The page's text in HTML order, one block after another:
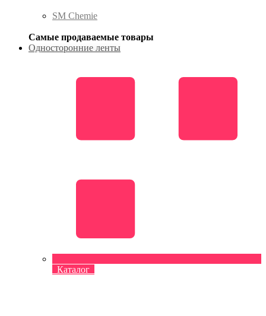
SM Chemie
Самые продаваемые товары
Односторонние ленты
Каталог